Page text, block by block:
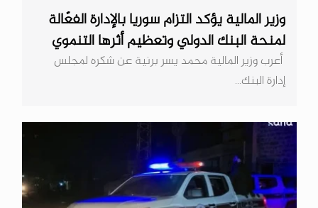
وزير المالية يؤكد التزام سوريا بالإدارة الفعّالة
لمنحة البنك الدولي وتعظيم أثرها التنموي
أعرب وزير المالية محمد يسر برنية عن شكره لمجلس
إدارة البنك...